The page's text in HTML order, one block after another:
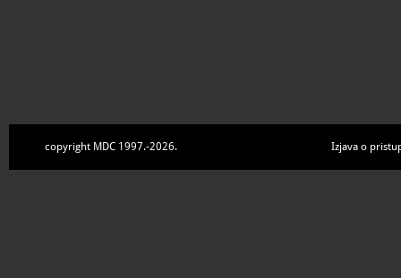
copyright MDC 1997.-2026. Izjava o